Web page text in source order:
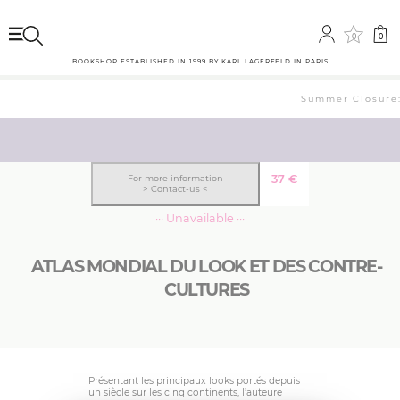
0 0
BOOKSHOP ESTABLISHED IN 1999 BY KARL LAGERFELD IN PARIS
Summer
ATLAS MONDIAL DU LOOK ET DES CONTRE-
CULTURES
37 €
For more information
> Contact-us <
··· Unavailable ···
Présentant les principaux looks portés depuis
un siècle sur les cinq continents, l’auteure